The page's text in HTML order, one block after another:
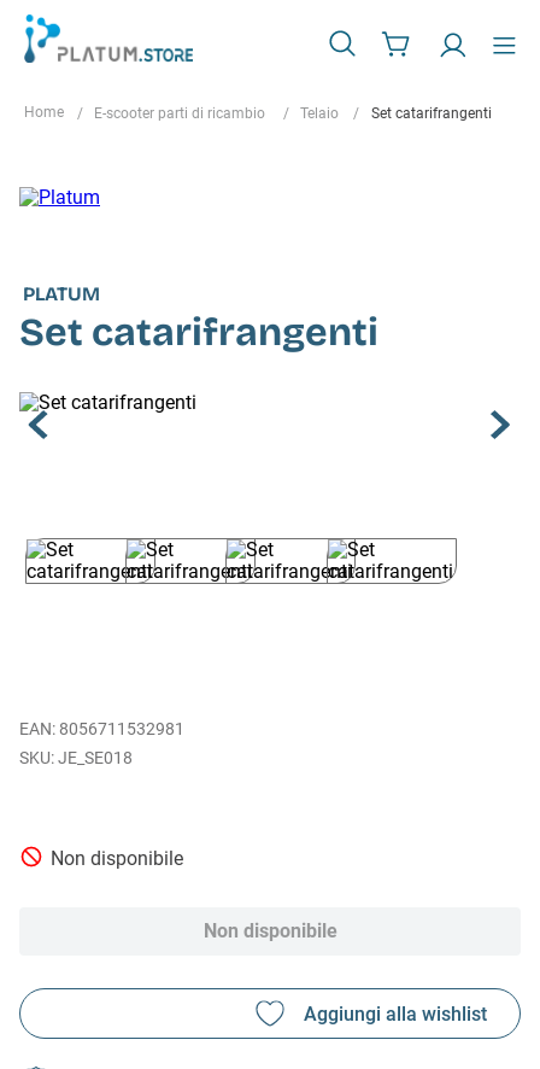
E-scooter parti di ricambio Telaio Set catarifrangenti
PLATUM
Set catarifrangenti
EAN: 8056711532981
JE_SE018
Non disponibile
Non disponibile